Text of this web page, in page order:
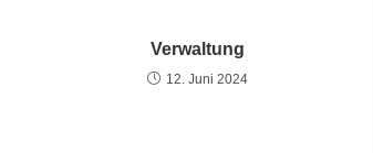
Verwaltung
12. Juni 2024